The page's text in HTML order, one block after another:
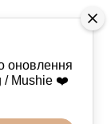
оновлення
/ Mushie ❤️